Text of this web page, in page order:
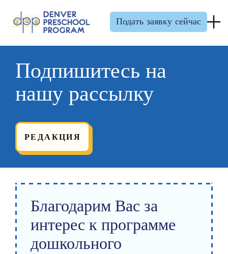
Подать заявку сейчас
Подпишитесь на
нашу рассылку
РЕДАКЦИЯ
Благодарим Вас за
интерес к программе
дошкольного